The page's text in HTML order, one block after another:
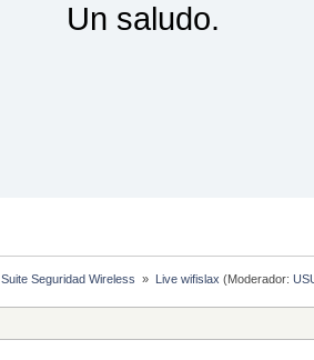
Un saludo.
Suite Seguridad Wireless » Live wifislax (Moderador: